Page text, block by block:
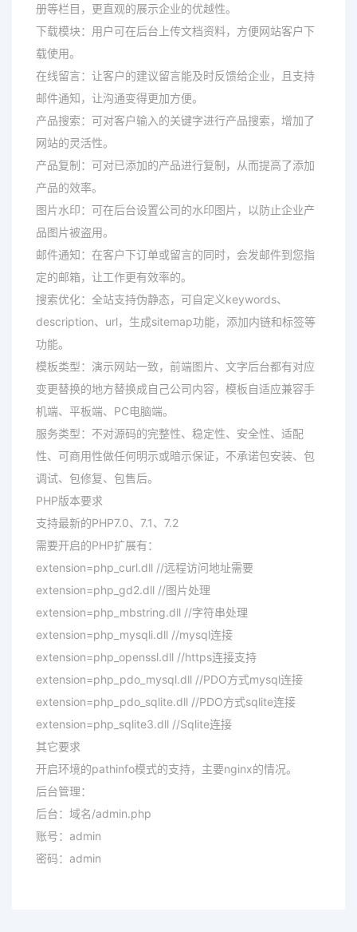
册等栏目，更直观的展示企业的优越性。
下载模块：用户可在后台上传文档资料，方便网站客户下
载使用。
在线留言：让客户的建议留言能及时反馈给企业，且支持
邮件通知，让沟通变得更加方便。
产品搜索：可对客户输入的关键字进行产品搜索，增加了
网站的灵活性。
产品复制：可对已添加的产品进行复制，从而提高了添加
产品的效率。
图片水印：可在后台设置公司的水印图片，以防止企业产
品图片被盗用。
邮件通知：在客户下订单或留言的同时，会发邮件到您指
定的邮箱，让工作更有效率的。
搜索优化：全站支持伪静态，可自定义keywords、
description、url，生成sitemap功能，添加内链和标签等
功能。
模板类型：演示网站一致，前端图片、文字后台都有对应
变更替换的地方替换成自己公司内容，模板自适应兼容手
机端、平板端、PC电脑端。
服务类型：不对源码的完整性、稳定性、安全性、适配
性、可商用性做任何明示或暗示保证，不承诺包安装、包
调试、包修复、包售后。
PHP版本要求
支持最新的PHP7.0、7.1、7.2
需要开启的PHP扩展有：
extension=php_curl.dll //远程访问地址需要
extension=php_gd2.dll //图片处理
extension=php_mbstring.dll //字符串处理
extension=php_mysqli.dll //mysql连接
extension=php_openssl.dll //https连接支持
extension=php_pdo_mysql.dll //PDO方式mysql连接
extension=php_pdo_sqlite.dll //PDO方式sqlite连接
extension=php_sqlite3.dll //Sqlite连接
其它要求
开启环境的pathinfo模式的支持，主要nginx的情况。
后台管理：
后台：域名/admin.php
账号：admin
密码：admin